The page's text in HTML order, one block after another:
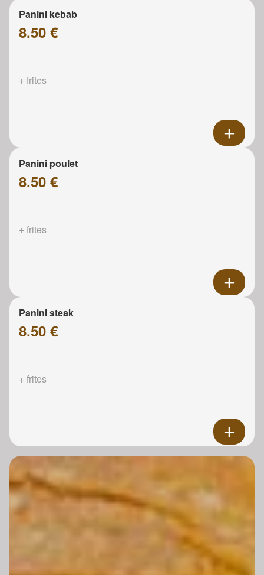
Panini kebab
8.50 €
+ frites
Panini poulet
8.50 €
+ frites
Panini steak
8.50 €
+ frites